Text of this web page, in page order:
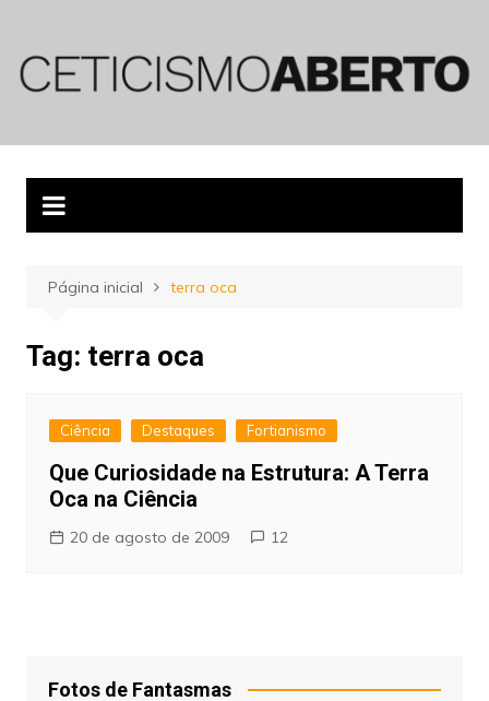
conteúdo
Página inicial terra oca
Tag: terra oca
Ciência Destaques Fortianismo
Que Curiosidade na Estrutura: A Terra
Oca na Ciência
20 de agosto de 2009 12
Fotos de Fantasmas